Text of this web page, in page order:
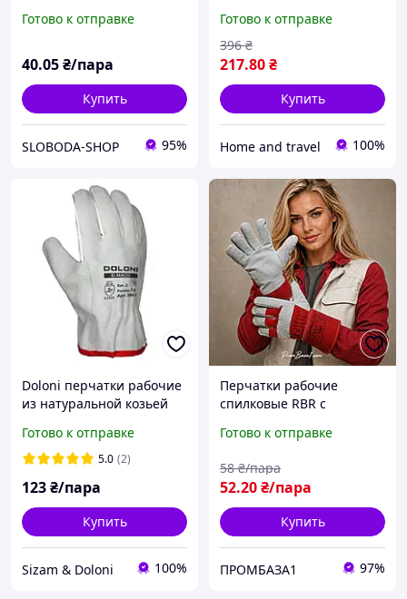
неполный гладкий облив
Готово к отправке
40.05₴/пара
Купить
SLOBODA-SHOP 95%
655)
Готово к отправке
217.80₴
396 ₴
Купить
Home and travel 100%
Doloni перчатки рабочие
из натуральной козьей
3867
Готово к отправке
5.0 (2)
123₴/пара
Купить
Sizam & Doloni 100%
Перчатки рабочие
спилковые RBR с
серые
Готово к отправке
52.20₴/пара
58 ₴/пара
Купить
ПРОМБАЗА1 97%